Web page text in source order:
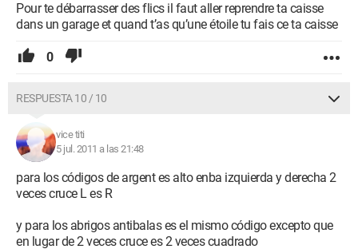
Pour te débarrasser des flics il faut aller reprendre ta caisse
dans un garage et quand t’as qu’une étoile tu fais ce ta caisse
0
RESPUESTA 10 / 10
vice titi
5 jul. 2011 a las 21:48
para los códigos de argent es alto enba izquierda y derecha 2
veces cruce L es R
y para los abrigos antibalas es el mismo código excepto que
en lugar de 2 veces cruce es 2 veces cuadrado